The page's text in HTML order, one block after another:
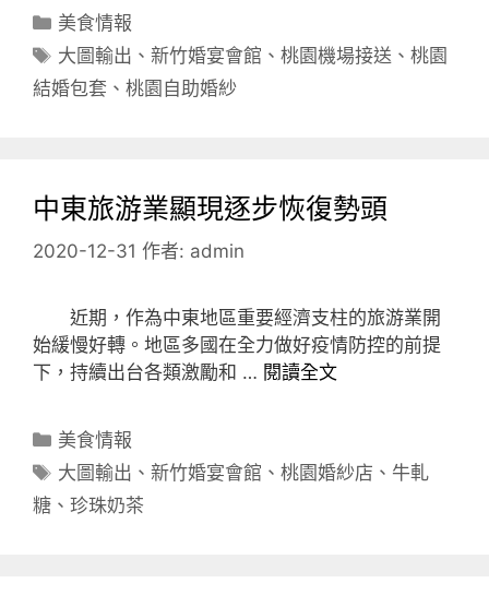
分
類
美食情報
標
籤
大圖輸出 、新竹婚宴會館 、桃園機場接送 、桃園
結婚包套 、 桃園自助婚紗
中東旅游業顯現逐步恢復勢頭
2020-12-31 作者: admin
近期，作為中東地區重要經濟支柱的旅游業開
始緩慢好轉。地區多國在全力做好疫情防控的前提
下，持續出台各類激勵和 … 閱讀全文
分
類
美食情報
標
籤
大圖輸出 、新竹婚宴會館 、桃園婚紗店 、 牛軋
糖 、 珍珠奶茶